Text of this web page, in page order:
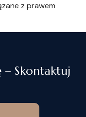
z prawem
– Skontaktuj